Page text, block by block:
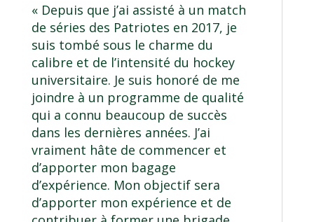
« Depuis que j’ai assisté à un match
de séries des Patriotes en 2017, je
suis tombé sous le charme du
calibre et de l’intensité du hockey
universitaire. Je suis honoré de me
joindre à un programme de qualité
qui a connu beaucoup de succès
dans les dernières années. J’ai
vraiment hâte de commencer et
d’apporter mon bagage
d’expérience. Mon objectif sera
d’apporter mon expérience et de